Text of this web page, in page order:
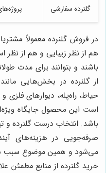
گلنرده سفارشی
در فروش گلنرده معمولاً
هم از نظر زیبایی و هم از نظر
باشند و بتوانند برای مدت
از گلنرده در بخش‌هایی
حیاط، راه‌پله، دیوارهای
است این محصول جایگاه
باشد. انتخاب درست گلنرده و
صرفه‌جویی در هزینه‌های
می‌شود و همین موضوع سبب
خرید گلنرده از منابع مطمئن